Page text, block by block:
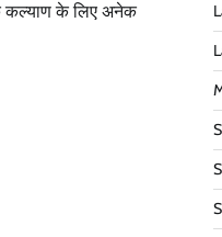
के कल्याण के लिए अनेक